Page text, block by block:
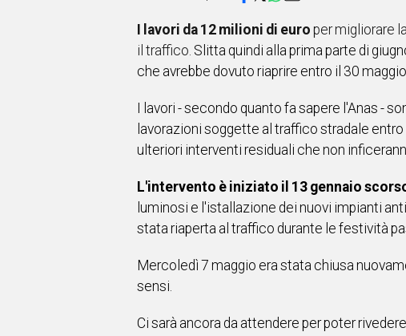
Vai
I lavori da 12 milioni di euro per migliorare
il traffico. Slitta quindi alla prima parte di
che avrebbe dovuto riaprire entro il 30
I lavori - secondo quanto fa sapere l'Anas -
lavorazioni soggette al traffico stradale
ulteriori interventi residuali che non
L'intervento è iniziato il 13 gennaio
luminosi e l'istallazione dei nuovi impianti
stata riaperta al traffico durante le festività
Mercoledì 7 maggio era stata chiusa
sensi.
Ci sarà ancora da attendere per poter